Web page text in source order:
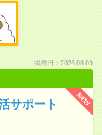
掲載日：2026.08.09
NEW
サポート